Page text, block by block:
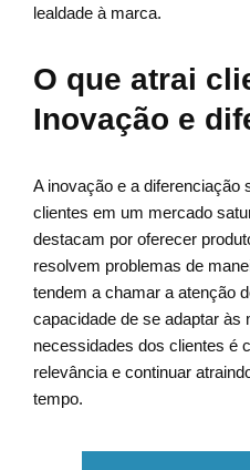
lealdade à marca.
O que atrai
Inovação e
A inovação e a diferenciação
clientes em um mercado
destacam por oferecer
resolvem problemas de
tendem a chamar a atenção
capacidade de se adaptar às
necessidades dos clientes é
relevância e continuar
tempo.